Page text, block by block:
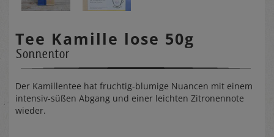
Tee Kamille lose 50g
Sonnentor
Der Kamillentee hat fruchtig-blumige Nuancen mit einem
intensiv-süßen Abgang und einer leichten Zitronennote
wieder.